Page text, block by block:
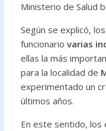
Ministerio de Salud
Según se explicó,
funcionario varias
ellas la más
para la localidad de
experimentado un
últimos años.
En este sentido, los